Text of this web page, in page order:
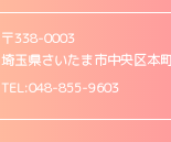
〒338-0003
埼玉県さいたま市中央区本
TEL:048-855-9603